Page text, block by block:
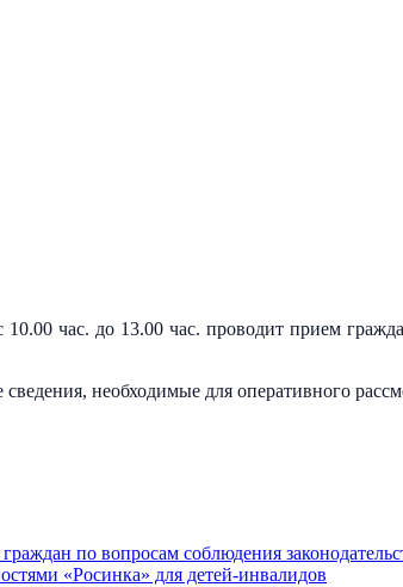
10.00 час. до 13.00 час. проводит прием
необходимые для оперативного
по вопросам соблюдения
«Росинка» для детей-инвалидов